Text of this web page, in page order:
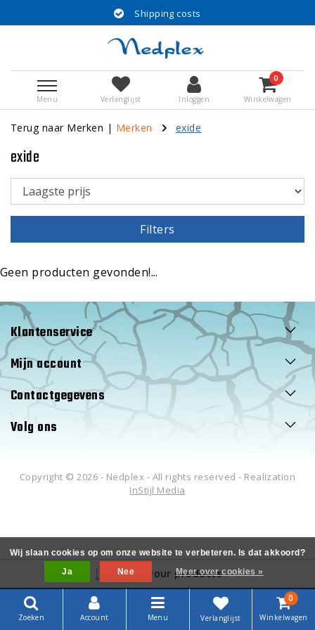
Shipping costs
Menu Verlanglijst Inloggen
0
Winkelwagen
Terug naar Merken | Merken exide
exide
Filters
Geen producten gevonden!...
Klantenservice
Mijn account
Contactgegevens
Volg ons
Copyright © 2026 - Nedplex - All rights reserved - Realization
InStijl Media
Filter your products
Zoeken Account Menu Verlanglijst
0
Winkelwagen
Wij slaan cookies op om onze website te verbeteren. Is dat akkoord?
Ja
Nee Meer over cookies »